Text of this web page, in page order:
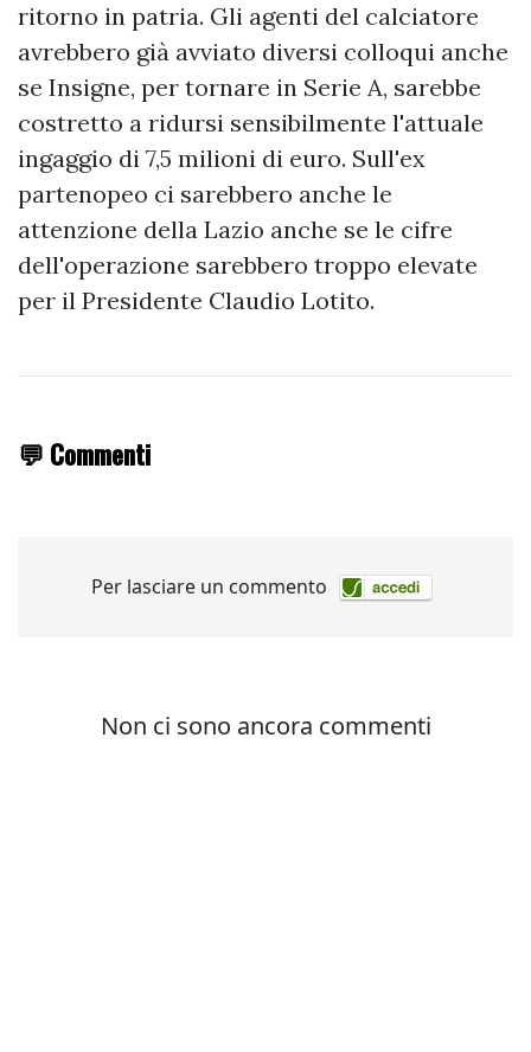
ritorno in patria. Gli agenti del calciatore
avrebbero già avviato diversi colloqui anche
se Insigne, per tornare in Serie A, sarebbe
costretto a ridursi sensibilmente l'attuale
ingaggio di 7,5 milioni di euro. Sull'ex
partenopeo ci sarebbero anche le
attenzione della Lazio anche se le cifre
dell'operazione sarebbero troppo elevate
per il Presidente Claudio Lotito.
💬 Commenti